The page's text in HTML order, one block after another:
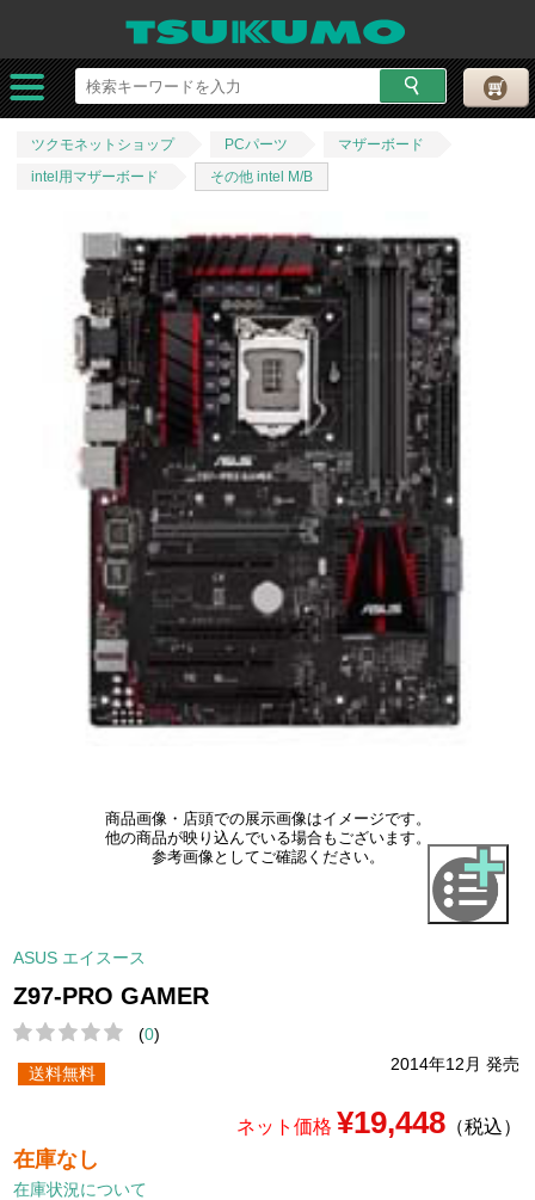
ツクモネットショップ PCパーツ
マザーボード
intel用マザーボード
その他 intel M/B
商品画像・店頭での展示画像はイメージです。
他の商品が映り込んでいる場合もございます。
参考画像としてご確認ください。
ASUS エイスース
Z97-PRO GAMER
(0)
2014年12月 発売
送料無料
ネット価格 ¥19,448（税込）
在庫なし
在庫状況について